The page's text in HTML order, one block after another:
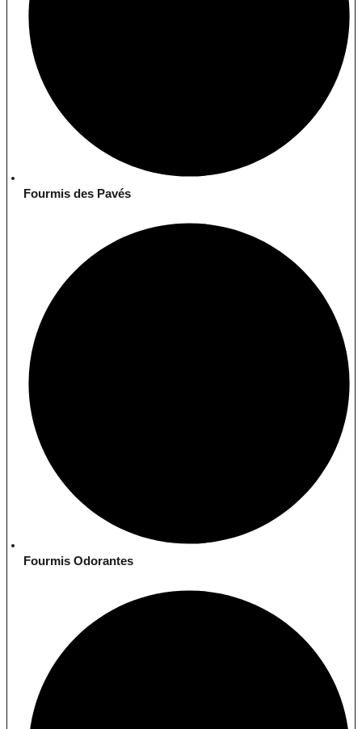
Fourmis des Pavés
Fourmis Odorantes